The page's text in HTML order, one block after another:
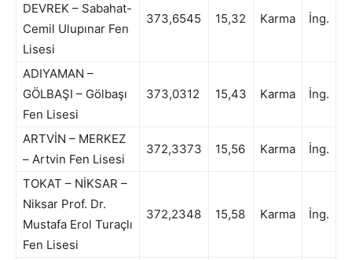
DEVREK – Sabahat-
Cemil Ulupınar Fen
Lisesi
373,6545 15,32 Karma İng.
ADIYAMAN –
GÖLBAŞI – Gölbaşı
Fen Lisesi
373,0312 15,43 Karma İng.
ARTVİN – MERKEZ
– Artvin Fen Lisesi
372,3373 15,56 Karma İng.
TOKAT – NİKSAR –
Niksar Prof. Dr.
Mustafa Erol Turaçlı
Fen Lisesi
372,2348 15,58 Karma İng.